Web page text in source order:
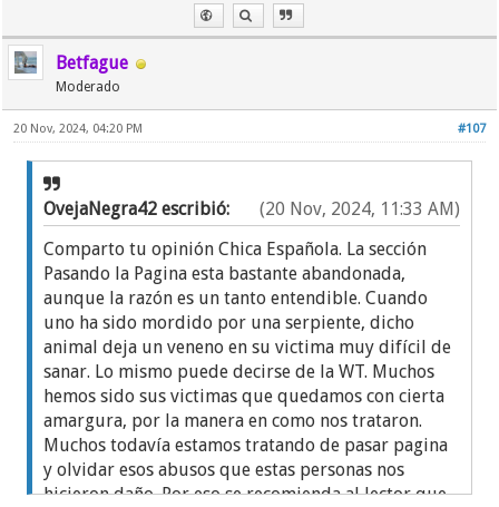
Betfague
Moderado
#107
20 Nov, 2024, 04:20 PM
(20 Nov, 2024, 11:33 AM)
OvejaNegra42 escribió:
Comparto tu opinión Chica Española. La sección
Pasando la Pagina esta bastante abandonada,
aunque la razón es un tanto entendible. Cuando
uno ha sido mordido por una serpiente, dicho
animal deja un veneno en su victima muy difícil de
sanar. Lo mismo puede decirse de la WT. Muchos
hemos sido sus victimas que quedamos con cierta
amargura, por la manera en como nos trataron.
Muchos todavía estamos tratando de pasar pagina
y olvidar esos abusos que estas personas nos
hicieron daño. Por eso se recomienda al lector que